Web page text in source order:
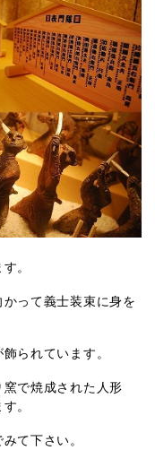
。
って義士装束に身を
られています。
で焼成された人形
。
て下さい。